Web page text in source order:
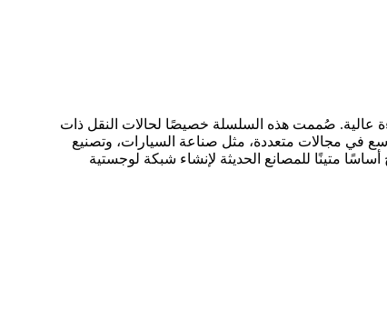
عالية. صُممت هذه السلسلة خصيصًا لحالات النقل ذات
في مجالات متعددة، مثل صناعة السيارات، وتصنيع
متينًا للمصانع الحديثة لإنشاء شبكة لوجستية